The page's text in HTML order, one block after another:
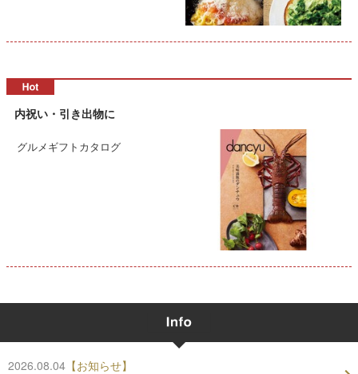
内祝い・引き出物に
グルメギフトカタログ
2026.08.04 【お知らせ】